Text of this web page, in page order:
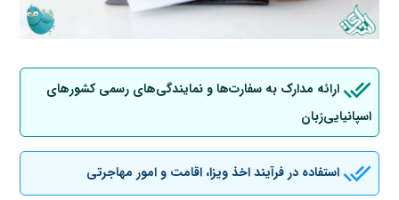
ارائه مدارک به سفارت‌ها و نمایندگی‌های رسمی کشورهای
اسپانیایی‌زبان
استفاده در فرآیند اخذ ویزا، اقامت و امور مهاجرتی